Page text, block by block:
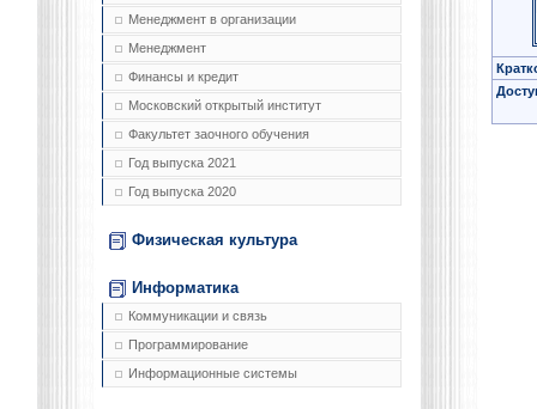
Менеджмент в организации
Менеджмент
Финансы и кредит
Московский открытый институт
Факультет заочного обучения
Год выпуска 2021
Год выпуска 2020
Физическая культура
Информатика
Коммуникации и связь
Программирование
Информационные системы